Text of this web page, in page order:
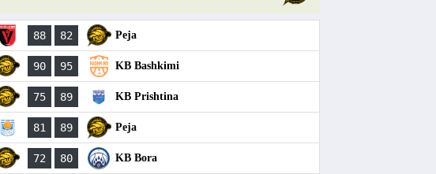
88 82 Peja
90 95 KB Bashkimi
75 89 KB Prishtina
81 89 Peja
72 80 KB Bora